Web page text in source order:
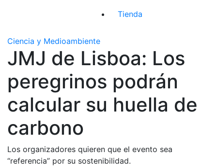
Tienda
Ciencia y Medioambiente
JMJ de Lisboa: Los
peregrinos podrán
calcular su huella de
carbono
Los organizadores quieren que el evento sea
“referencia” por su sostenibilidad.